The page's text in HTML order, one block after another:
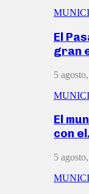
El
gran
5
El
con
5